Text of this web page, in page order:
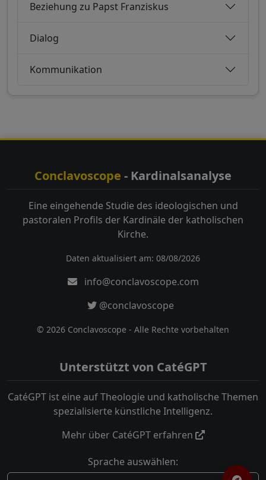
Beziehung zu Papst Franziskus
Dialog
Kommunikation
Conclavoscope - Kardinalsanalyse
Eine eingehende Studie des ideologischen und
pastoralen Profils der Kardinäle der katholischen
Kirche.
Daten aktualisiert am: 08/08/2026
info@conclavoscope.com
@conclavoscope
© 2026 Conclavoscope - Alle Rechte vorbehalten
Unterstützt von CatéGPT
CatéGPT ist eine auf Theologie und katholische Themen
spezialisierte künstliche Intelligenz.
Mehr über CatéGPT erfahren
Sprache auswählen: